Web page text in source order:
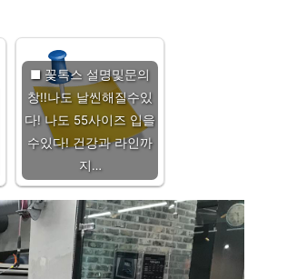
■ 꽃톡스 설명및문의
창!!나도 날씬해질수있
다! 나도 55사이즈 입을
수있다! 건강과 라인까
지…